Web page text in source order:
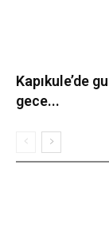
Kapıkule’de
gece...